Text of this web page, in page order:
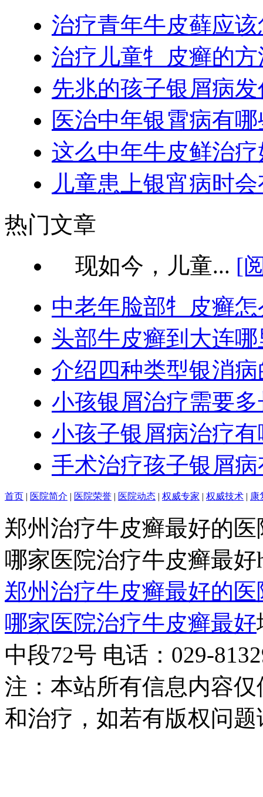
治疗青年牛皮藓应
治疗儿童牜皮癣的方
先兆的孩子银屑病
医治中年银霄病有
这么中年牛皮鲜治疗
儿童患上银宵病时
热门文章
现如今，儿童... [
中老年脸部牜皮癣
头部牛皮癣到大连
介绍四种类型银消
小孩银屑治疗需要
小孩子银屑病治疗
手术治疗孩子银屑
首页 | 医院简介 | 医院荣誉 | 医院动态 | 权威专家 | 权威技术 | 康
郑州治疗牛皮癣最好的
哪家医院治疗牛皮癣最好
郑州治疗牛皮癣最好的
哪家医院治疗牛皮癣最好
中段72号 电话：029-
注：本站所有信息内容
和治疗，如若有版权问